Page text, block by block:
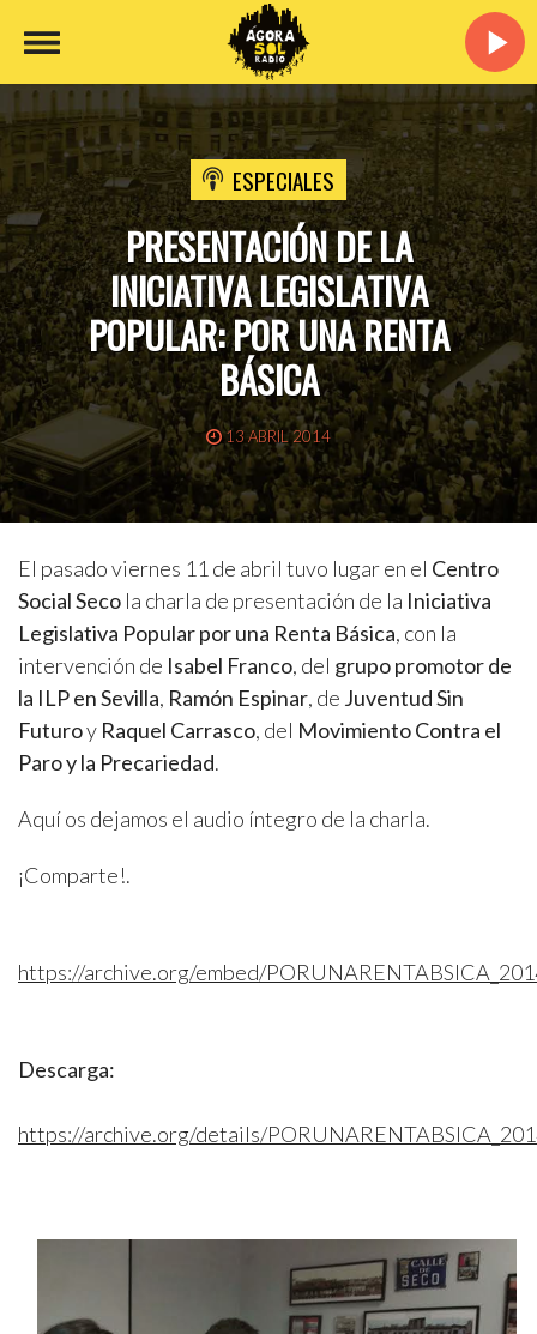
ESPECIALES
PRESENTACIÓN DE LA
INICIATIVA LEGISLATIVA
POPULAR: POR UNA RENTA
BÁSICA
13 ABRIL 2014
El pasado viernes 11 de abril tuvo lugar en el Centro
Social Seco la charla de presentación de la Iniciativa
Legislativa Popular por una Renta Básica, con la
intervención de Isabel Franco, del grupo promotor de
la ILP en Sevilla, Ramón Espinar, de Juventud Sin
Futuroy Raquel Carrasco, del Movimiento Contra el
Paro y la Precariedad.
Aquí os dejamos el audio íntegro de la charla.
¡Comparte!.
https://archive.org/embed/
Descarga:
https://archive.org/details/